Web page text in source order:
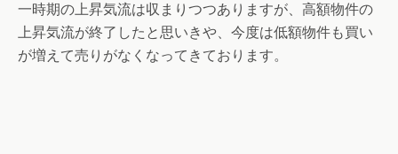
一時期の上昇気流は収まりつつありますが、高額物件の
上昇気流が終了したと思いきや、今度は低額物件も買い
が増えて売りがなくなってきております。